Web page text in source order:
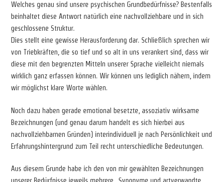
Welches genau sind unsere psychischen Grundbedürfnisse? Bestenfalls
beinhaltet diese Antwort natürlich eine nachvollziehbare und in sich
geschlossene Struktur.
Dies stellt eine gewisse Herausforderung dar. Schließlich sprechen wir
von Triebkräften, die so tief und so alt in uns verankert sind, dass wir
diese mit den begrenzten Mitteln unserer Sprache vielleicht niemals
wirklich ganz erfassen können. Wir können uns lediglich nähern, indem
wir möglichst klare Worte wählen.
Noch dazu haben gerade emotional besetzte, assoziativ wirksame
Bezeichnungen (und genau darum handelt es sich hierbei aus
nachvollziehbarnen Gründen) interindividuell je nach Persönlichkeit und
Erfahrungshintergrund zum Teil recht unterschiedliche Bedeutungen.
Aus diesem Grunde habe ich den von mir gewählten Bezeichnungen